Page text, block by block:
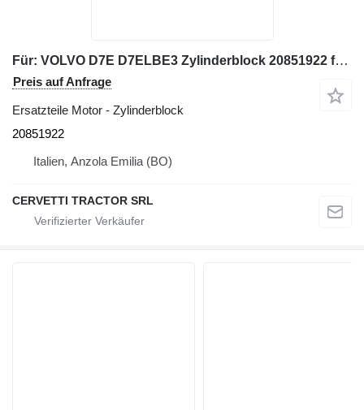
Für: VOLVO D7E D7ELBE3 Zylinderblock 20851922 für Volvo L110F Radlader
Preis auf Anfrage
Ersatzteile Motor - Zylinderblock
20851922
Italien, Anzola Emilia (BO)
CERVETTI TRACTOR SRL